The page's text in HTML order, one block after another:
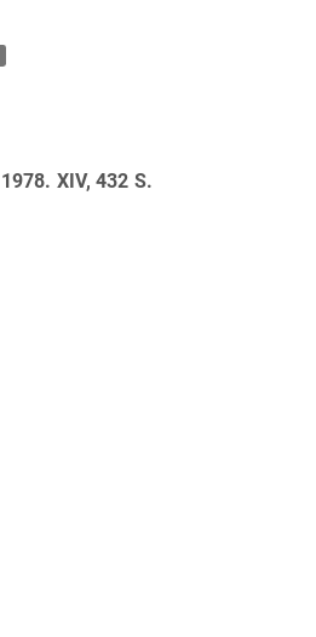
XIV, 432 S.